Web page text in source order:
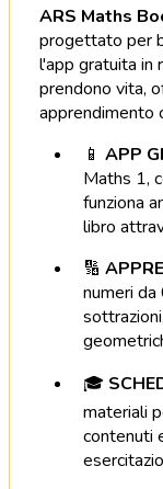
ARS Maths
progettato per
l'app gratuita in
prendono vita,
apprendimento
📱 APP
Maths 1,
funziona
libro
🔢
numeri da
🎓
materiali
contenuti